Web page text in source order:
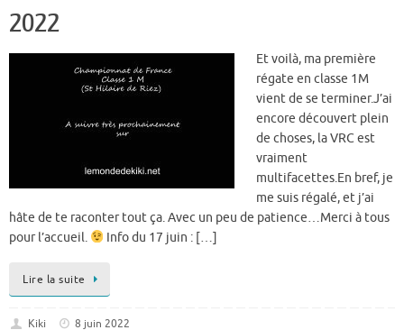
2022
Et voilà, ma première
régate en classe 1M
vient de se terminer.J’ai
encore découvert plein
de choses, la VRC est
vraiment
multifacettes.En bref, je
me suis régalé, et j’ai
hâte de te raconter tout ça. Avec un peu de patience…Merci à tous
pour l’accueil.
Info du 17 juin : […]
Lire la suite
Kiki 8 juin 2022